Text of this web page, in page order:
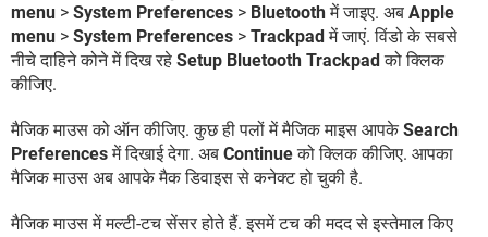
menu > System Preferences > Bluetoothमें जाइए. अब Apple
menu > System Preferences > Trackpadमें जाएं. विंडो के सबसे
नीचे दाहिने कोने में दिख रहे Setup Bluetooth Trackpadको क्लिक
कीजिए.
मैजिक माउस को ऑन कीजिए. कुछ ही पलों में मैजिक माइस आपकेSearch
Preferencesमें दिखाई देगा. अब Continueको क्लिक कीजिए. आपका
मैजिक माउस अब आपके मैक डिवाइस से कनेक्ट हो चुकी है.
मैजिक माउस में मल्टी-टच सेंसर होते हैं. इसमें टच की मदद से इस्तेमाल किए